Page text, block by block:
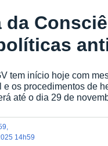
da
tem início hoje com
os procedimentos de
até o dia 29 de
14h59